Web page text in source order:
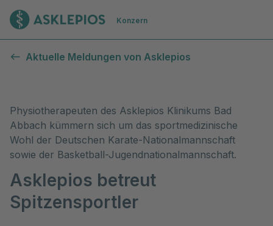
Zur Startseite
Konzern
Aktuelle Meldungen von Asklepios
Physiotherapeuten des Asklepios Klinikums Bad
Abbach kümmern sich um das sportmedizinische
Wohl der Deutschen Karate-Nationalmannschaft
sowie der Basketball-Jugendnationalmannschaft.
Asklepios betreut
Spitzensportler